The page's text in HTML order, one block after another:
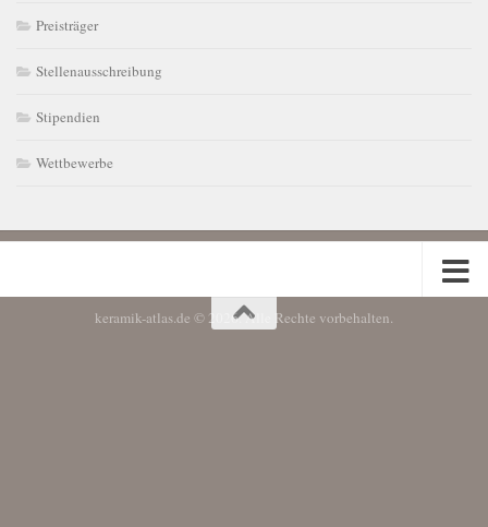
Preisträger
Stellenausschreibung
Stipendien
Wettbewerbe
keramik-atlas.de © 2026. Alle Rechte vorbehalten.